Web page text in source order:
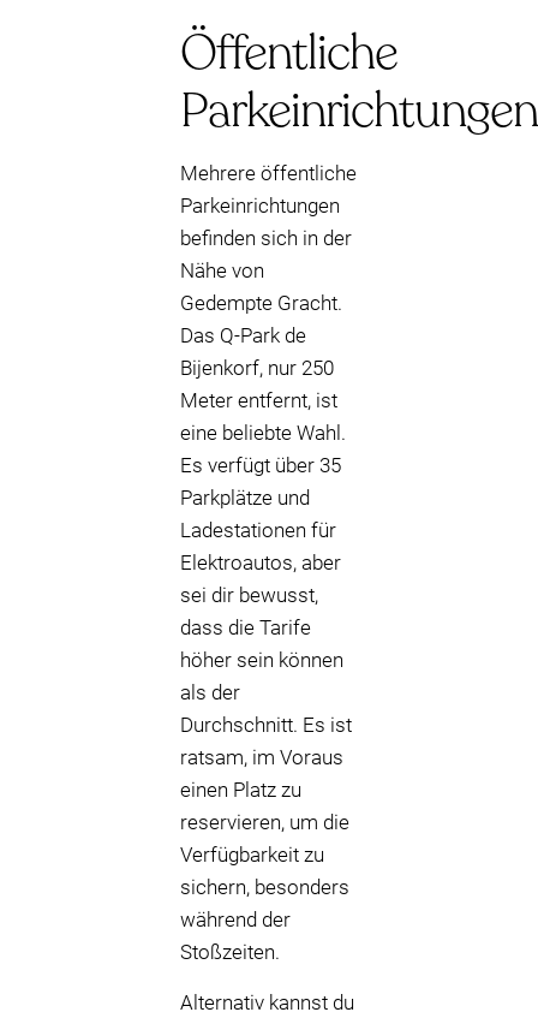
Öffentliche
Parkeinrichtungen
Mehrere öffentliche
Parkeinrichtungen
befinden sich in der
Nähe von
Gedempte Gracht.
Das Q-Park de
Bijenkorf, nur 250
Meter entfernt, ist
eine beliebte Wahl.
Es verfügt über 35
Parkplätze und
Ladestationen für
Elektroautos, aber
sei dir bewusst,
dass die Tarife
höher sein können
als der
Durchschnitt. Es ist
ratsam, im Voraus
einen Platz zu
reservieren, um die
Verfügbarkeit zu
sichern, besonders
während der
Stoßzeiten.
Alternativ kannst du